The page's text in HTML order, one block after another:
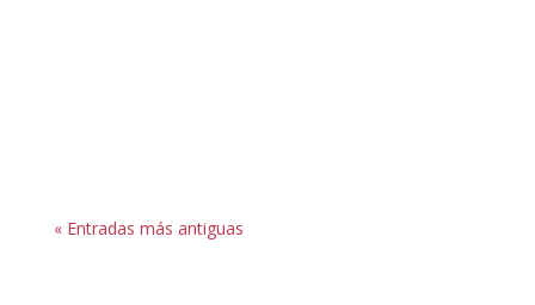
« Entradas más antiguas